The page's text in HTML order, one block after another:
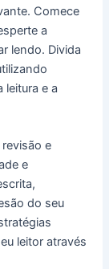
Comece
a
lendo. Divida
leitura e a
e
e
do seu
leitor através